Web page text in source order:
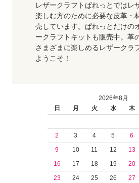
レザークラフトぱれっとではレ
楽しむ方のために必要な皮革・
売しています。ぱれっとだけの
ークラフトキットも販売中。革
さまざまに楽しめるレザークラ
ようこそ！
2026年8月
日
月 火 水 木
2
3 4 5 6
9
10 11 12 13
16
17 18 19 20
23
24 25 26 27